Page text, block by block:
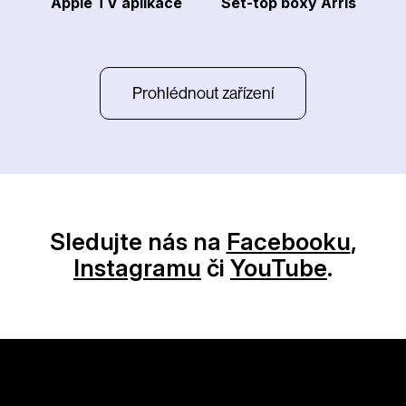
Prohlédnout zařízení
Sledujte nás na Facebooku,
Instagramu či YouTube.